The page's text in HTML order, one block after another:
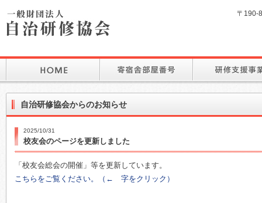
〒190-
自治研修協会からのお知らせ
2025/10/31
校友会のページを更新しました
「校友会総会の開催」等を更新しています。
こちらをご覧ください。（← 字をクリック）